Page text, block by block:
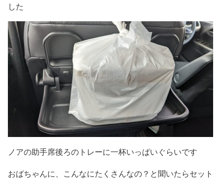
した
ノアの助手席後ろのトレーに一杯いっぱいぐらいです
おばちゃんに、こんなにたくさんなの？と聞いたらセット